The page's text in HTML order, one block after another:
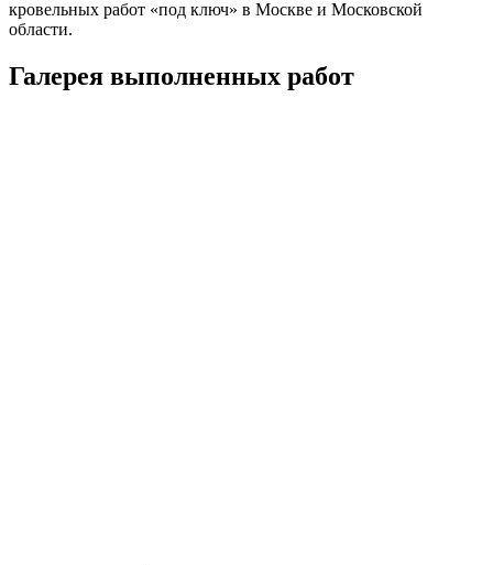
кровельных работ «под ключ» в Москве и Московской
области.
Галерея выполненных работ